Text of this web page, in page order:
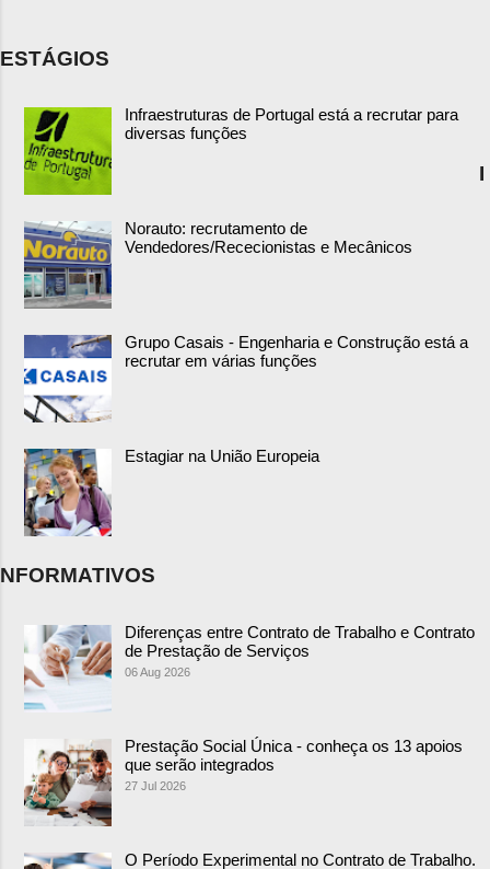
ESTÁGIOS
Infraestruturas de Portugal está a recrutar para
diversas funções
Norauto: recrutamento de
Vendedores/Rececionistas e Mecânicos
Grupo Casais - Engenharia e Construção está a
recrutar em várias funções
Estagiar na União Europeia
I
NFORMATIVOS
Diferenças entre Contrato de Trabalho e Contrato
de Prestação de Serviços
06 Aug 2026
Prestação Social Única - conheça os 13 apoios
que serão integrados
27 Jul 2026
O Período Experimental no Contrato de Trabalho.